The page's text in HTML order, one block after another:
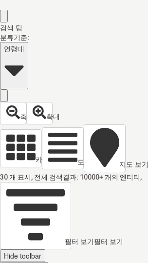
검색 팁
분류기준:
연령대
축소 확대
카드 열람 도면 보기 지도 보기
30 개 표시, 전체 검색결과: 10000+ 개의 엔티티,
필터 보기필터 보기
Hide toolbar